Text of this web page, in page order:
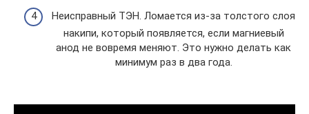
Неисправный ТЭН. Ломается из-за толстого слоя
накипи, который появляется, если магниевый
анод не вовремя меняют. Это нужно делать как
минимум раз в два года.